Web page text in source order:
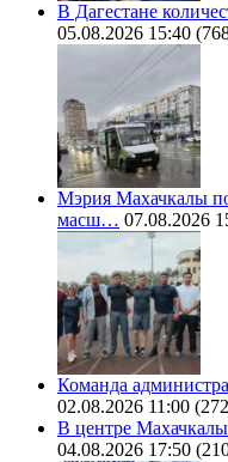
В Дагестане
05.08.2026 15:40
Мэрия Махачкалы
масш… 07.08.2026
Команда
02.08.2026 11:00
В центре
04.08.2026 17:50